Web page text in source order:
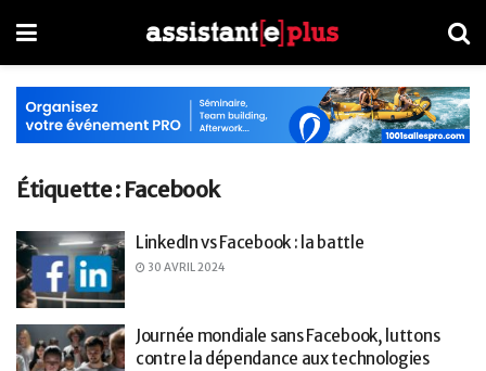
Étiquette : Facebook
LinkedIn vs Facebook : la battle
30 AVRIL 2024
Journée mondiale sans Facebook, luttons
contre la dépendance aux technologies